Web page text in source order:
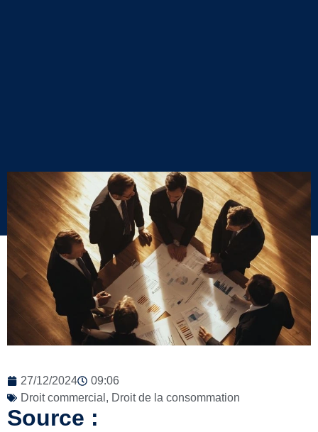
27/12/2024
09:06
Droit commercial , Droit de la consommation
Source :